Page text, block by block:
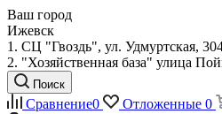
Ваш город
Ижевск
1. СЦ "Гвоздь", ул. Удмуртская,
2. "Хозяйственная база" улица
Поиск
Сравнение0 Отложенные 0